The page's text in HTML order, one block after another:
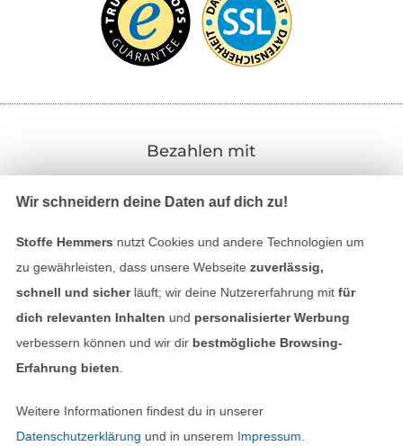
Bezahlen mit
Unsere Versandpartner
Wir schneidern deine Daten auf dich zu!
Stoffe Hemmers nutzt Cookies und andere Technologien um
zu gewährleisten, dass unsere Webseite zuverlässig,
schnell und sicherläuft; wir deine Nutzererfahrung mitfür
dich relevanten Inhalten und personalisierter Werbung
verbessern können und wir dir bestmögliche Browsing-
Erfahrung bieten
Weitere Informationen findest du in unserer
Datenschutzerklärung und in unserem Impressum